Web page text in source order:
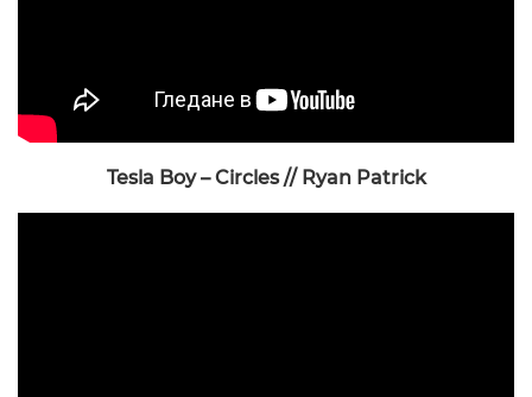
Tesla Boy – Circles // Ryan Patrick